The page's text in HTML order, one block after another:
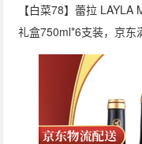
【白菜78】蕾拉
礼盒750ml*6支装，京东